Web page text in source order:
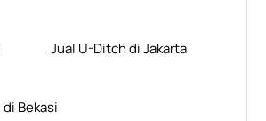
Jual U-Ditch di Jakarta
Bekasi